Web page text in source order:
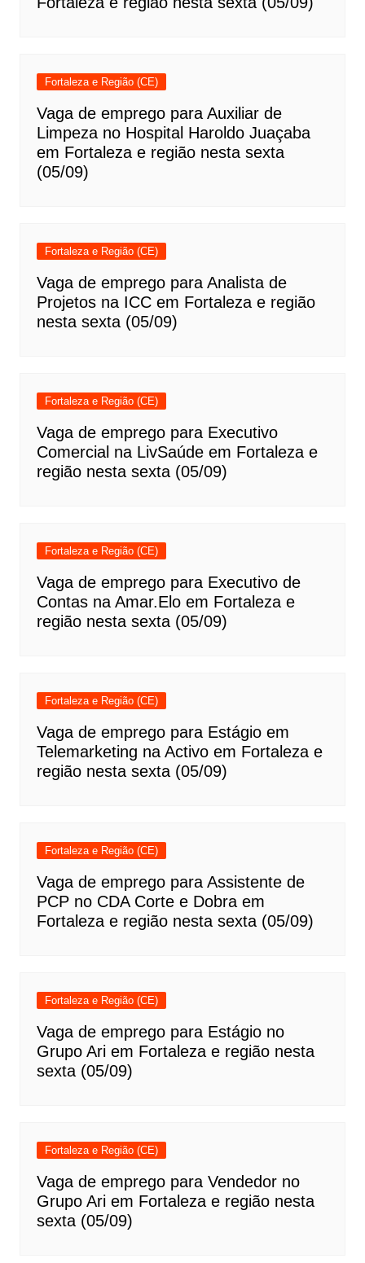
Fortaleza e Região (CE)
Vaga de emprego para Auxiliar de
Limpeza no Hospital Haroldo Juaçaba
em Fortaleza e região nesta sexta
(05/09)
Fortaleza e Região (CE)
Vaga de emprego para Analista de
Projetos na ICC em Fortaleza e região
nesta sexta (05/09)
Fortaleza e Região (CE)
Vaga de emprego para Executivo
Comercial na LivSaúde em Fortaleza e
região nesta sexta (05/09)
Fortaleza e Região (CE)
Vaga de emprego para Executivo de
Contas na Amar.Elo em Fortaleza e
região nesta sexta (05/09)
Fortaleza e Região (CE)
Vaga de emprego para Estágio em
Telemarketing na Activo em Fortaleza e
região nesta sexta (05/09)
Fortaleza e Região (CE)
Vaga de emprego para Assistente de
PCP no CDA Corte e Dobra em
Fortaleza e região nesta sexta (05/09)
Fortaleza e Região (CE)
Vaga de emprego para Estágio no
Grupo Ari em Fortaleza e região nesta
sexta (05/09)
Fortaleza e Região (CE)
Vaga de emprego para Vendedor no
Grupo Ari em Fortaleza e região nesta
sexta (05/09)